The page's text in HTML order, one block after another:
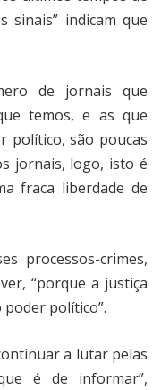
sinais” indicam que
de jornais que
temos, e as que
político, são poucas
jornais, logo, isto é
fraca liberdade de
processos-crimes,
“porque a justiça
político”.
a lutar pelas
é de informar”,